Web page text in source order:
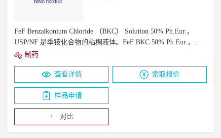
FeF Benzalkonium Chloride （BKC） Solution 50% Ph.Eur.，
USP/NF 是季铵化合物的粘稠液体。FeF BKC 50% Ph.Eur.，
USP/NF 是一种非常有效的杀菌剂，对大多数常见的微生物（如
Ph.Eur.， USP/NF 因其抗菌作用而广泛用作药物中的活性成分
（API），并因其保存特性而作为赋形剂。
制药
查看详情 索取报价
样品申请
+ 对比